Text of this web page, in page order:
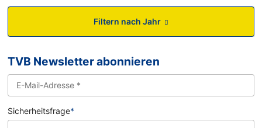
Filtern nach Jahr
TVB Newsletter abonnieren
Sicherheitsfrage*